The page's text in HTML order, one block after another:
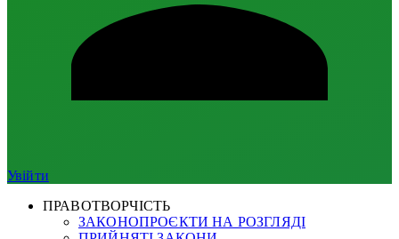
Увійти
ПРАВОТВОРЧІСТЬ
ЗАКОНОПРОЄКТИ НА РОЗГЛЯДІ